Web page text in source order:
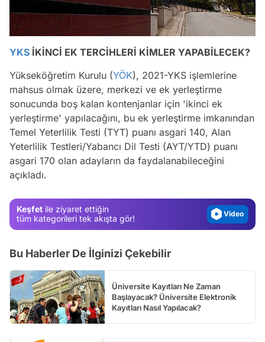
YKS İKİNCİ EK TERCİHLERİ KİMLER YAPABİLECEK?
Yükseköğretim Kurulu (YÖK), 2021-YKS işlemlerine
mahsus olmak üzere, merkezi ve ek yerleştirme
sonucunda boş kalan kontenjanlar için 'ikinci ek
yerleştirme' yapılacağını, bu ek yerleştirme imkanından
Temel Yeterlilik Testi (TYT) puanı asgari 140, Alan
Yeterlilik Testleri/Yabancı Dil Testi (AYT/YTD) puanı
asgari 170 olan adayların da faydalanabileceğini
açıkladı.
Keşfet ile ziyaret ettiğin
tüm kategorileri tek akışta gör!
Video
Bu Haberler De İlginizi Çekebilir
Üniversite Kayıtları Ne Zaman
Başlayacak? Üniversite Elektronik
Kayıtları Nasıl Yapılacak?